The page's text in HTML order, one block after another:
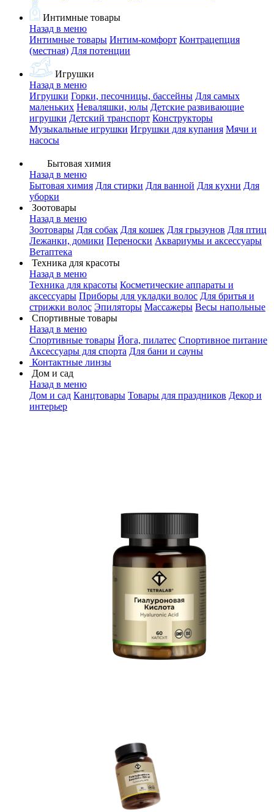
Интимные товары
Назад в меню
Интимные товары Интим-комфорт Контрацепция
(местная) Для потенции
Игрушки
Назад в меню
Игрушки Горки, песочницы, бассейны Для самых
маленьких Неваляшки, юлы Детские развивающие
игрушки Детский транспорт Конструкторы
Музыкальные игрушки Игрушки для купания Мячи и
насосы
Бытовая химия
Назад в меню
Бытовая химия Для стирки Для ванной Для кухни Для
уборки
Зоотовары
Назад в меню
Зоотовары Для собак Для кошек Для грызунов Для птиц
Лежанки, домики Переноски Аквариумы и аксессуары
Ветаптека
Техника для красоты
Назад в меню
Техника для красоты Косметические аппараты и
аксессуары Приборы для укладки волос Для бритья и
стрижки волос Эпиляторы Массажеры Весы напольные
Спортивные товары
Назад в меню
Спортивные товары Йога, пилатес Спортивное питание
Аксессуары для спорта Для бани и сауны
Контактные линзы
Дом и сад
Назад в меню
Дом и сад Канцтовары Товары для праздников Декор и
интерьер